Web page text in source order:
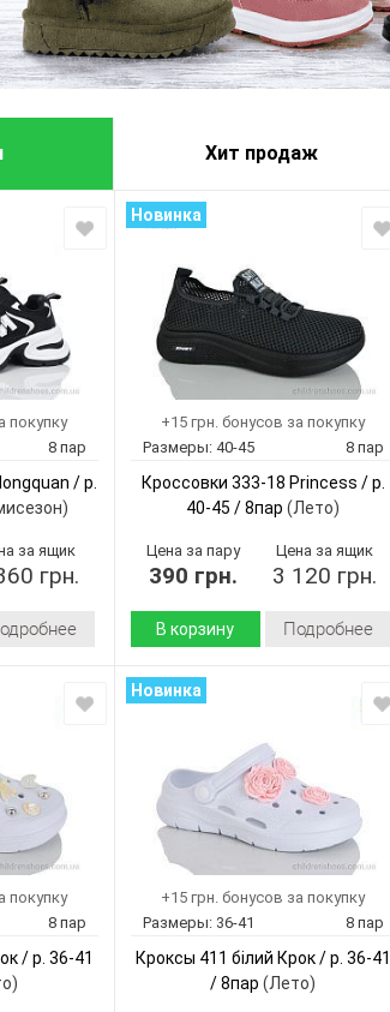
Хит продаж
покупку
8 пар
/ p.
за ящик
грн.
1
Новинка
+15 грн. бонусов за покупку
Размеры: 40-45 8 пар
Кроссовки 333-18 Princess / p.
40-45 / 8пар (Лето)
Цена за пару
390 грн.
Цена за ящик
3 120 грн.
В корзину Подробнее
Сезон:
Материал верха: Текстиль
Страна
производитель:
Китай
Бренд:
Артикул: 333-18
Кол-во пар:
Пол: Мужчины
покупку
8 пар
/ p. 36-41
Новинка
+15 грн. бонусов за покупку
Размеры: 36-41 8 пар
Кроксы 411 білий Крок / p. 36-41
/ 8пар (Лето)